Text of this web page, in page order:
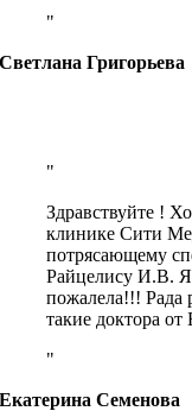
Светлана Григорьева
Здравствуйте !
клинике Сити
потрясающему
Райцелису И.В. Я
пожалела!!! Рада
такие доктора от
Екатерина Семенова